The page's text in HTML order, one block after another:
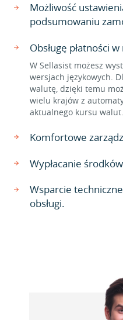
Możliwość
podsumowaniu
Obsługę płatności
W Sellasist możesz
wersjach językowych.
walutę, dzięki temu
wielu krajów z
aktualnego kursu walut.
Komfortowe
Wypłacanie
Wsparcie
obsługi.